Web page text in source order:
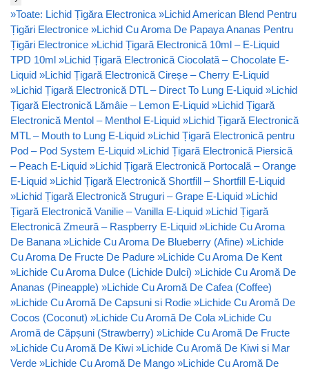
»Toate: Lichid Țigăra Electronica »Lichid American Blend Pentru
Țigări Electronice »Lichid Cu Aroma De Papaya Ananas Pentru
Țigări Electronice »Lichid Țigară Electronică 10ml – E-Liquid
TPD 10ml »Lichid Țigară Electronică Ciocolată – Chocolate E-
Liquid »Lichid Țigară Electronică Cireșe – Cherry E-Liquid
»Lichid Țigară Electronică DTL – Direct To Lung E-Liquid »Lichid
Țigară Electronică Lămâie – Lemon E-Liquid »Lichid Țigară
Electronică Mentol – Menthol E-Liquid »Lichid Țigară Electronică
MTL – Mouth to Lung E-Liquid »Lichid Țigară Electronică pentru
Pod – Pod System E-Liquid »Lichid Țigară Electronică Piersică
– Peach E-Liquid »Lichid Țigară Electronică Portocală – Orange
E-Liquid »Lichid Țigară Electronică Shortfill – Shortfill E-Liquid
»Lichid Țigară Electronică Struguri – Grape E-Liquid »Lichid
Țigară Electronică Vanilie – Vanilla E-Liquid »Lichid Țigară
Electronică Zmeură – Raspberry E-Liquid »Lichide Cu Aroma
De Banana »Lichide Cu Aroma De Blueberry (Afine) »Lichide
Cu Aroma De Fructe De Padure »Lichide Cu Aroma De Kent
»Lichide Cu Aroma Dulce (Lichide Dulci) »Lichide Cu Aromă De
Ananas (Pineapple) »Lichide Cu Aromă De Cafea (Coffee)
»Lichide Cu Aromă De Capsuni si Rodie »Lichide Cu Aromă De
Cocos (Coconut) »Lichide Cu Aromă De Cola »Lichide Cu
Aromă de Căpșuni (Strawberry) »Lichide Cu Aromă De Fructe
»Lichide Cu Aromă De Kiwi »Lichide Cu Aromă De Kiwi si Mar
Verde »Lichide Cu Aromă De Mango »Lichide Cu Aromă De